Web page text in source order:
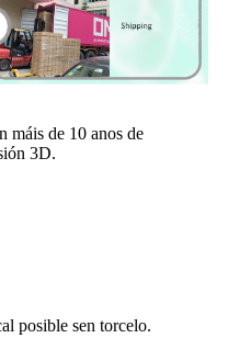
máis de 10 anos de
3D.
posible sen torcelo.